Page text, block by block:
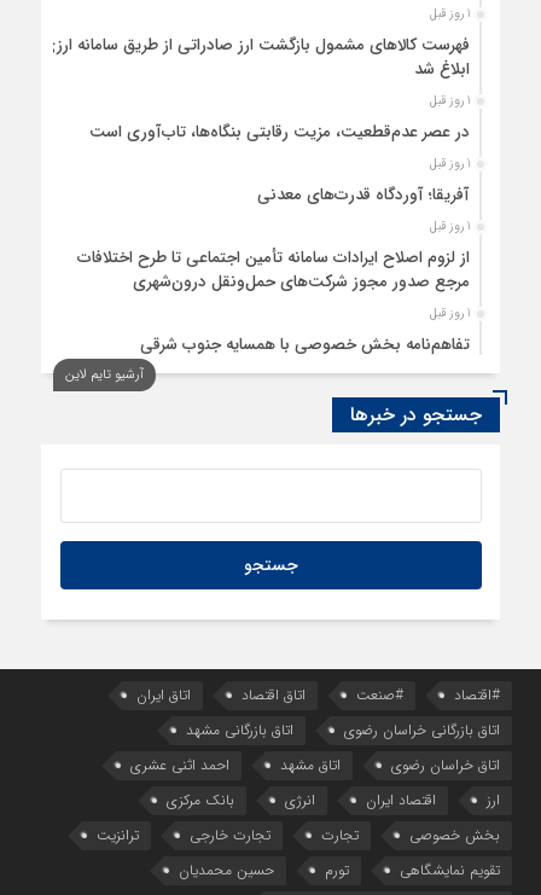
1 روز قبل
فهرست کالاهای مشمول بازگشت ارز صادراتی از طریق سامانه ارزی
ابلاغ شد
1 روز قبل
در عصر عدم‌قطعیت، مزیت رقابتی بنگاه‌ها، تاب‌آوری است
1 روز قبل
آفریقا؛ آوردگاه قدرت‌های معدنی
1 روز قبل
از لزوم اصلاح ایرادات سامانه تأمین اجتماعی تا طرح اختلافات
مرجع صدور مجوز شرکت‌های حمل‌ونقل درون‌شهری
1 روز قبل
تفاهم‌نامه بخش خصوصی با همسایه جنوب شرقی
1 روز قبل
سود اقتصاد‌ها از هوش مصنوعی
آرشیو تایم لاین
جستجو در خبرها
#اقتصاد #صنعت اتاق اقتصاد
اتاق ایران
اتاق بازرگانی خراسان رضوی
اتاق بازرگانی مشهد
اتاق خراسان رضوی
اتاق مشهد
احمد اثنی عشری
ارز
اقتصاد ایران انرژی
بانک مرکزی
بخش خصوصی
تجارت تجارت خارجی
ترانزیت
تقویم نمایشگاهی
تورم
حسین محمدیان